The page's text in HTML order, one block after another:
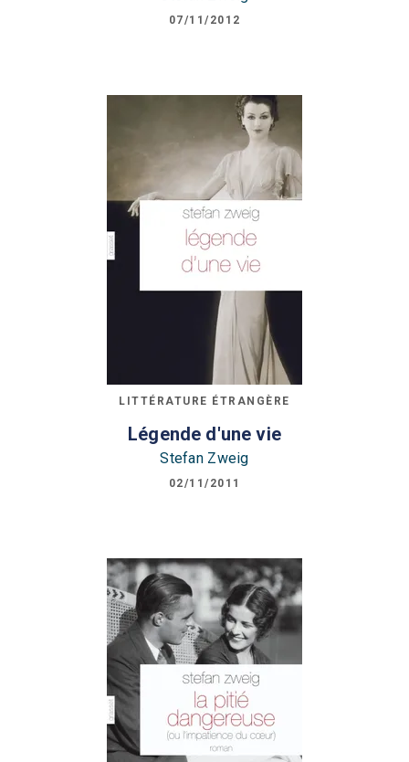
07/11/2012
LITTÉRATURE ÉTRANGÈRE
Légende d'une vie
Stefan Zweig
02/11/2011